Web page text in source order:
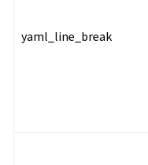
yaml_line_break